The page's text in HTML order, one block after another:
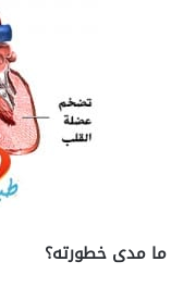
ما مدى خطورته؟